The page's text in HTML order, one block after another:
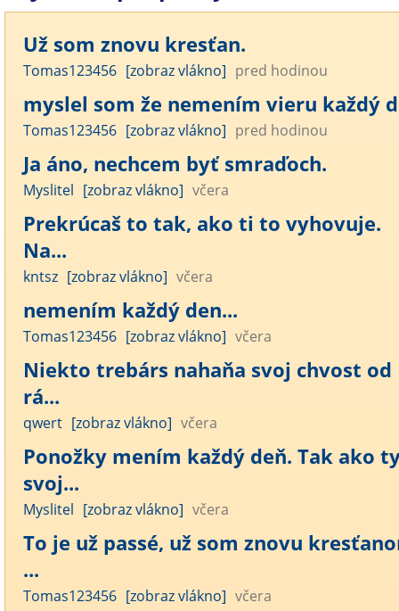
Už som znovu kresťan.
Tomas123456 [zobraz vlákno] pred hodinou
myslel som že nemením vieru každý
Tomas123456 [zobraz vlákno] pred hodinou
Ja áno, nechcem byť smraďoch.
Myslitel [zobraz vlákno] včera
Prekrúcaš to tak, ako ti to vyhovuje.
Na...
kntsz [zobraz vlákno] včera
nemením každý den...
Tomas123456 [zobraz vlákno] včera
Niekto trebárs nahaňa svoj chvost od
rá...
qwert [zobraz vlákno] včera
Ponožky mením každý deň. Tak ako
svoj...
Myslitel [zobraz vlákno] včera
To je už passé, už som znovu
...
Tomas123456 [zobraz vlákno] včera